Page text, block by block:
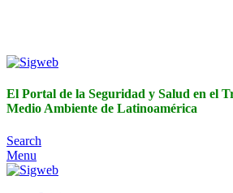
El Portal de la Seguridad y Salud en el
Medio Ambiente de Latinoamérica
Search
Menu